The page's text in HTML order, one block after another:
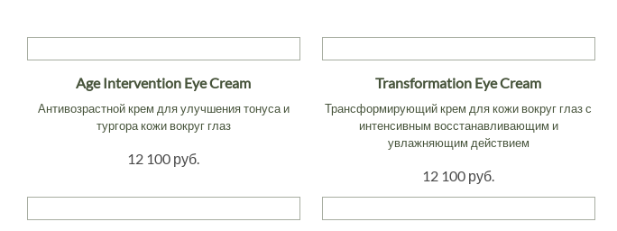
Age Intervention Eye Cream
Антивозрастной крем для улучшения тонуса и
тургора кожи вокруг глаз
12 100 руб.
Transformation Eye Cream
Трансформирующий крем для кожи вокруг глаз с
интенсивным восстанавливающим и
увлажняющим действием
12 100 руб.